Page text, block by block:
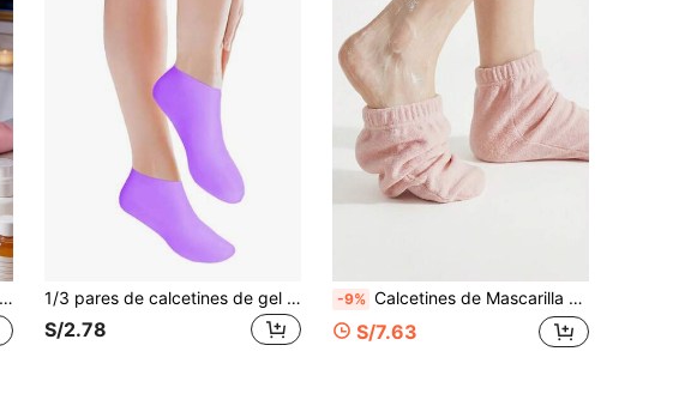
1/3 pares de calcetines de gel de silicona para el cuidado de los pies, previenen las grietas, eliminan la piel muerta, son protectores y elásticos
S/2.78
-9% Calcetines de Mascarilla para Pies Reutilizables Hidratantes y Calmantes de Grado SPA, Úsalos con tu Hidratante Favorito para la Reparación de la Piel y el Cuidado de los Pies en Casa, Regalo Perfecto para el Día de la Madre, Día de San Valentín, Año Nuevo y Otras Festividades
S/7.63